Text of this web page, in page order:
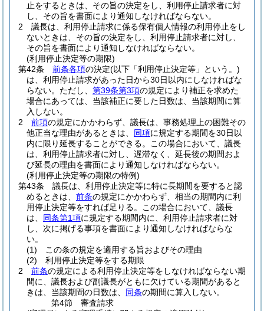
止をするときは、その旨の決定をし、利用停止請求者に対
し、その旨を書面により通知しなければならない。
2
議長は、利用停止請求に係る保有個人情報の利用停止をし
ないときは、その旨の決定をし、利用停止請求者に対し、
その旨を書面により通知しなければならない。
(利用停止決定等の期限)
第42条
前条各項の決定(以下「利用停止決定等」という。)
は、利用停止請求があった日から30日以内にしなければな
らない。 ただし、 第39条第3項の規定により補正を求めた
場合にあっては、当該補正に要した日数は、当該期間に算
入しない。
2
前項の規定にかかわらず、議長は、事務処理上の困難その
他正当な理由があるときは、 同項に規定する期間を30日以
内に限り延長することができる。
この場合において、議長
は、利用停止請求者に対し、遅滞なく、延長後の期間およ
び延長の理由を書面により通知しなければならない。
(利用停止決定等の期限の特例)
第43条
議長は、利用停止決定等に特に長期間を要すると認
めるときは、 前条の規定にかかわらず、相当の期間内に利
用停止決定等をすれば足りる。
この場合において、議長
は、 同条第1項に規定する期間内に、利用停止請求者に対
し、次に掲げる事項を書面により通知しなければならな
い。
(1)
この条の規定を適用する旨およびその理由
(2)
利用停止決定等をする期限
2
前条の規定による利用停止決定等をしなければならない期
間に、議長および副議長がともに欠けている期間があると
きは、当該期間の日数は、 同条の期間に算入しない。
第4節
審査請求